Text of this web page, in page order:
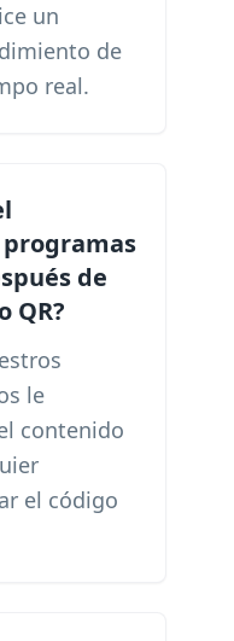
un
de
real.
de
QR?
le
contenido
el código